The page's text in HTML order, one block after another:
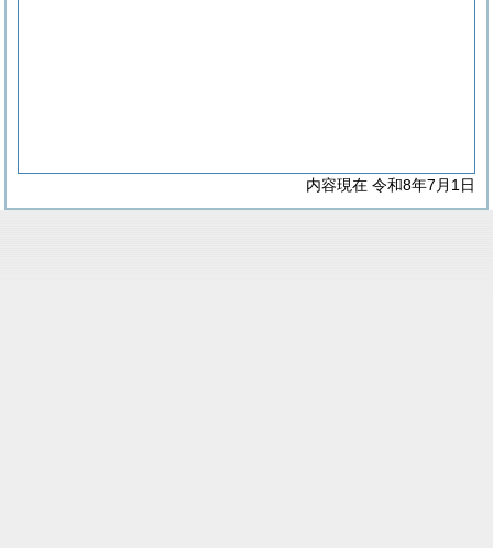
内容現在 令和8年7月1日